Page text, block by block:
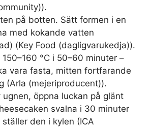
på botten. Sätt formen i en
med kokande vatten
(Key Food (dagligvarukedja)).
°C i 50–60 minuter –
vara fasta, mitten fortfarande
(Arla (mejeriproducent)).
ugnen, öppna luckan på glänt
svalna i 30 minuter
den i kylen (ICA